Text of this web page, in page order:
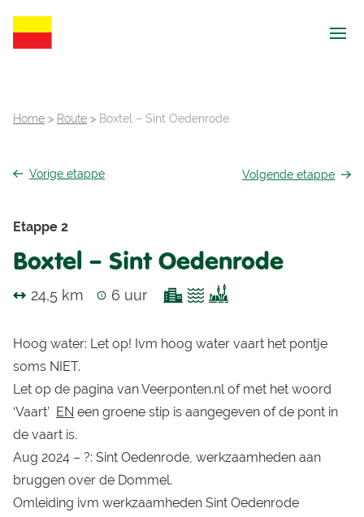
Home > Route > Boxtel – Sint Oedenrode
Vorige etappe Volgende etappe
Etappe 2
Boxtel – Sint Oedenrode
24,5 km 6 uur
Hoog water: Let op! Ivm hoog water vaart het pontje
soms NIET.
Let op de pagina vanVeerponten.nlof met het woord
‘Vaart’ EN een groene stip is aangegeven of de pont in
de vaart is.
Aug 2024 – ?: Sint Oedenrode, werkzaamheden aan
bruggen over de Dommel.
Omleiding ivm werkzaamheden Sint Oedenrode